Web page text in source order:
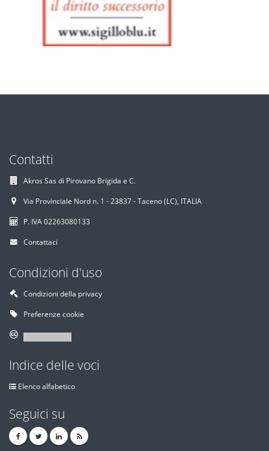
Contatti
Akros Sas di Pirovano Brigida e C.
Via Provinciale Nord n. 1 - 23837 - Taceno (LC), ITALIA
P. IVA 02263080133
Contattaci
Condizioni d'uso
Condizioni della privacy
Preferenze cookie
Indice delle voci
Elenco alfabetico
Seguici su